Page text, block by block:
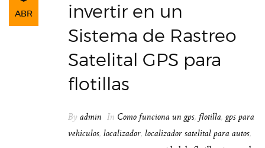
INICIAR SESIÓN
ABR
invertir en un
Sistema de Rastreo
Satelital GPS para
flotillas
By admin In Como funciona un gps, flotilla, gps para
vehiculos, localizador, localizador satelital para autos,